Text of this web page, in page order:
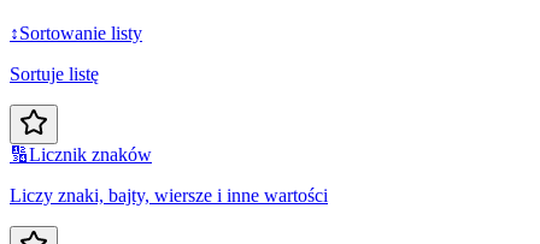
↕️Sortowanie listy
Sortuje listę
🔢Licznik znaków
Liczy znaki, bajty, wiersze i inne wartości